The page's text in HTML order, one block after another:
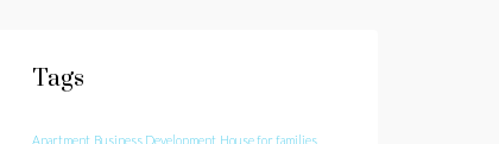
Tags
Apartment Business Development House for families